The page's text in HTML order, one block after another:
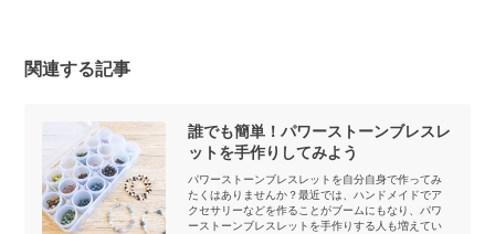
関連する記事
誰でも簡単！パワーストーンブレスレ
ットを手作りしてみよう
パワーストーンブレスレットを自分自身で作ってみ
たくはありませんか？最近では、ハンドメイドでア
クセサリーなどを作ることがブームにもなり、パワ
ーストーンブレスレットを手作りする人も増えてい